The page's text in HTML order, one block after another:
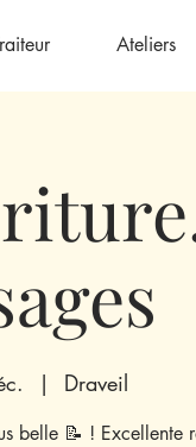
Ateliers
  |
Draveil
belle 📝 ! Excellente